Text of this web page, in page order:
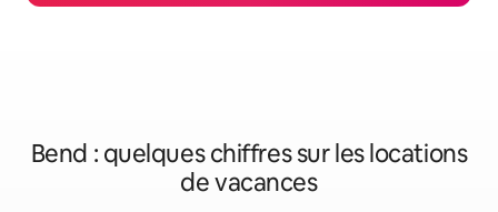
Bend : quelques chiffres sur les locations
de vacances